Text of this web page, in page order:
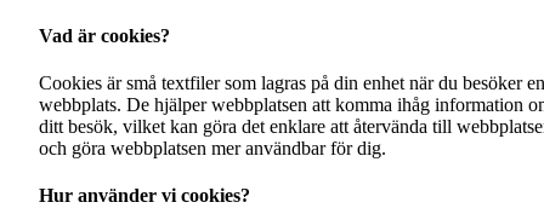
Vad är cookies?
Cookies är små textfiler som lagras på din enhet när du besöker en
webbplats. De hjälper webbplatsen att komma ihåg information
ditt besök, vilket kan göra det enklare att återvända till
och göra webbplatsen mer användbar för dig.
Hur använder vi cookies?